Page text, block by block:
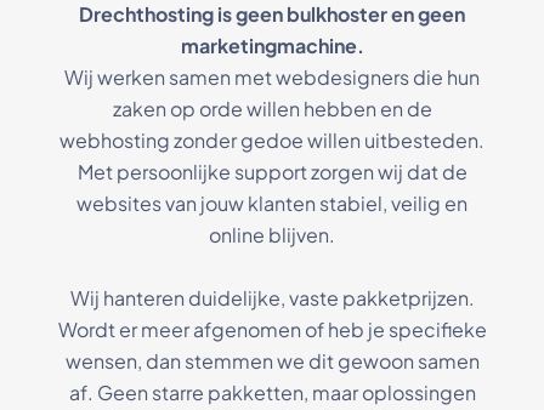
Drechthosting is geen bulkhoster en geen
marketingmachine.
Wij werken samen met webdesigners die hun
zaken op orde willen hebben en de
webhosting zonder gedoe willen uitbesteden.
Met persoonlijke support zorgen wij dat de
websites van jouw klanten stabiel, veilig en
online blijven.
Wij hanteren duidelijke, vaste pakketprijzen.
Wordt er meer afgenomen of heb je specifieke
wensen, dan stemmen we dit gewoon samen
af. Geen starre pakketten, maar oplossingen